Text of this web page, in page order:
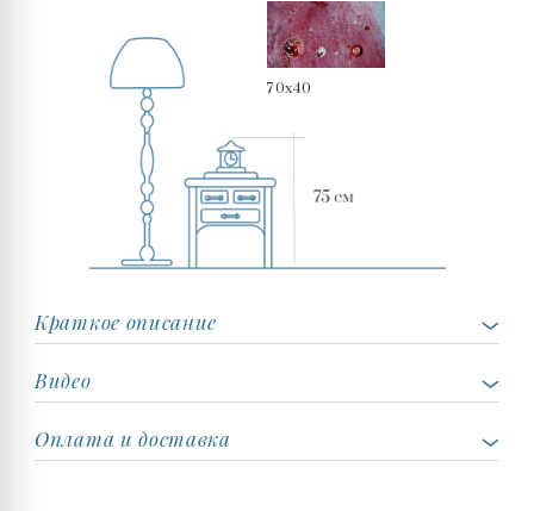
70x40
Краткое описание
Видео
Оплата и доставка